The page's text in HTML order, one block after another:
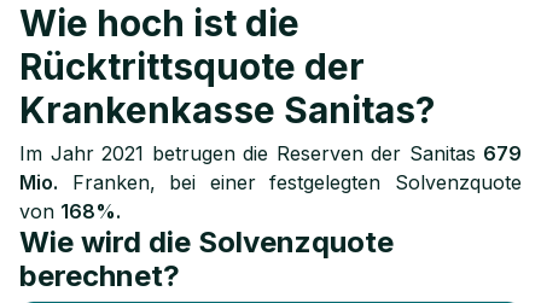
Wie hoch ist die
Rücktrittsquote der
Krankenkasse Sanitas?
Im Jahr 2021 betrugen die Reserven der Sanitas 679
Mio. Franken, bei einer festgelegten Solvenzquote
von 168%.
Wie wird die Solvenzquote
berechnet?